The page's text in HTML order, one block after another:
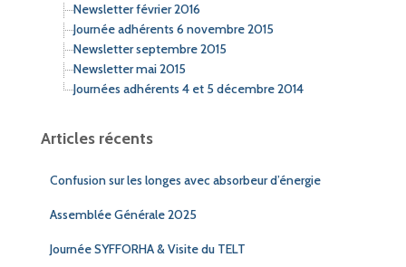
Newsletter février 2016
Journée adhérents 6 novembre 2015
Newsletter septembre 2015
Newsletter mai 2015
Journées adhérents 4 et 5 décembre 2014
Articles récents
Confusion sur les longes avec absorbeur d’énergie
Assemblée Générale 2025
Journée SYFFORHA & Visite du TELT